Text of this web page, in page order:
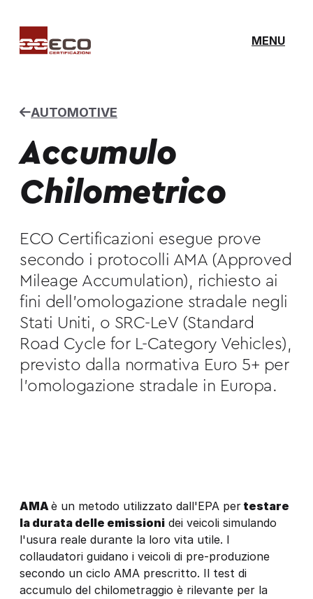
MENU
AUTOMOTIVE
Accumulo
Chilometrico
ECO Certificazioni esegue prove
secondo i protocolli AMA (Approved
Mileage Accumulation), richiesto ai
fini dell’omologazione stradale negli
Stati Uniti, o SRC-LeV (Standard
Road Cycle for L-Category Vehicles),
previsto dalla normativa Euro 5+ per
l’omologazione stradale in Europa.
AMAè un metodo utilizzato dall'EPA per testare
la durata delle emissioni dei veicoli simulando
l'usura reale durante la loro vita utile. I
collaudatori guidano i veicoli di pre-produzione
secondo un ciclo AMA prescritto. Il test di
accumulo del chilometraggio è rilevante per la